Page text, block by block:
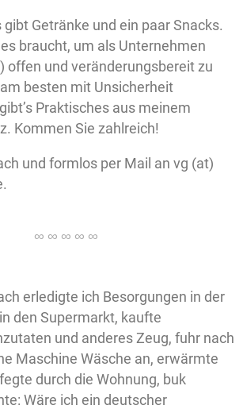
Getränke und ein paar Snacks.
braucht, um als Unternehmen
offen und veränderungsbereit zu
besten mit Unsicherheit
Praktisches aus meinem
Kommen Sie zahlreich!
und formlos per Mail an vg (at)
erledigte ich Besorgungen in der
den Supermarkt, kaufte
und anderes Zeug, fuhr nach
Maschine Wäsche an, erwärmte
durch die Wohnung, buk
Wäre ich ein deutscher